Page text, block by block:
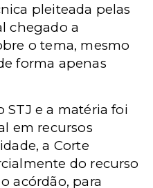
pleiteada pelas
chegado a
o tema, mesmo
forma apenas
e a matéria foi
em recursos
a Corte
do recurso
acórdão, para